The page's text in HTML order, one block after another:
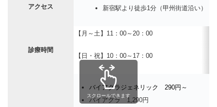
アクセス
新宿駅より徒歩1分（甲州街道沿い）
診療時間
【月～土】11：00～20：00
【日・祝】10：00～17：00
バイアグラジェネリック 290円～
バイアグラ 1,290円
スクロールできます